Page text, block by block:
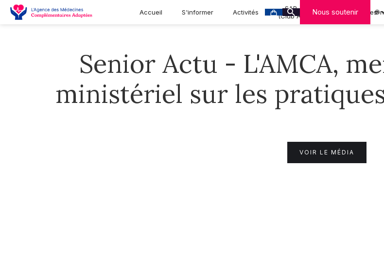
Accueil S'informer Activités
SAR-CAN
(Club A-MCA)
Qui sommes-
Nous soutenir 🌐
Senior Actu - L'AMCA,
ministériel sur les
VOIR LE MÉDIA